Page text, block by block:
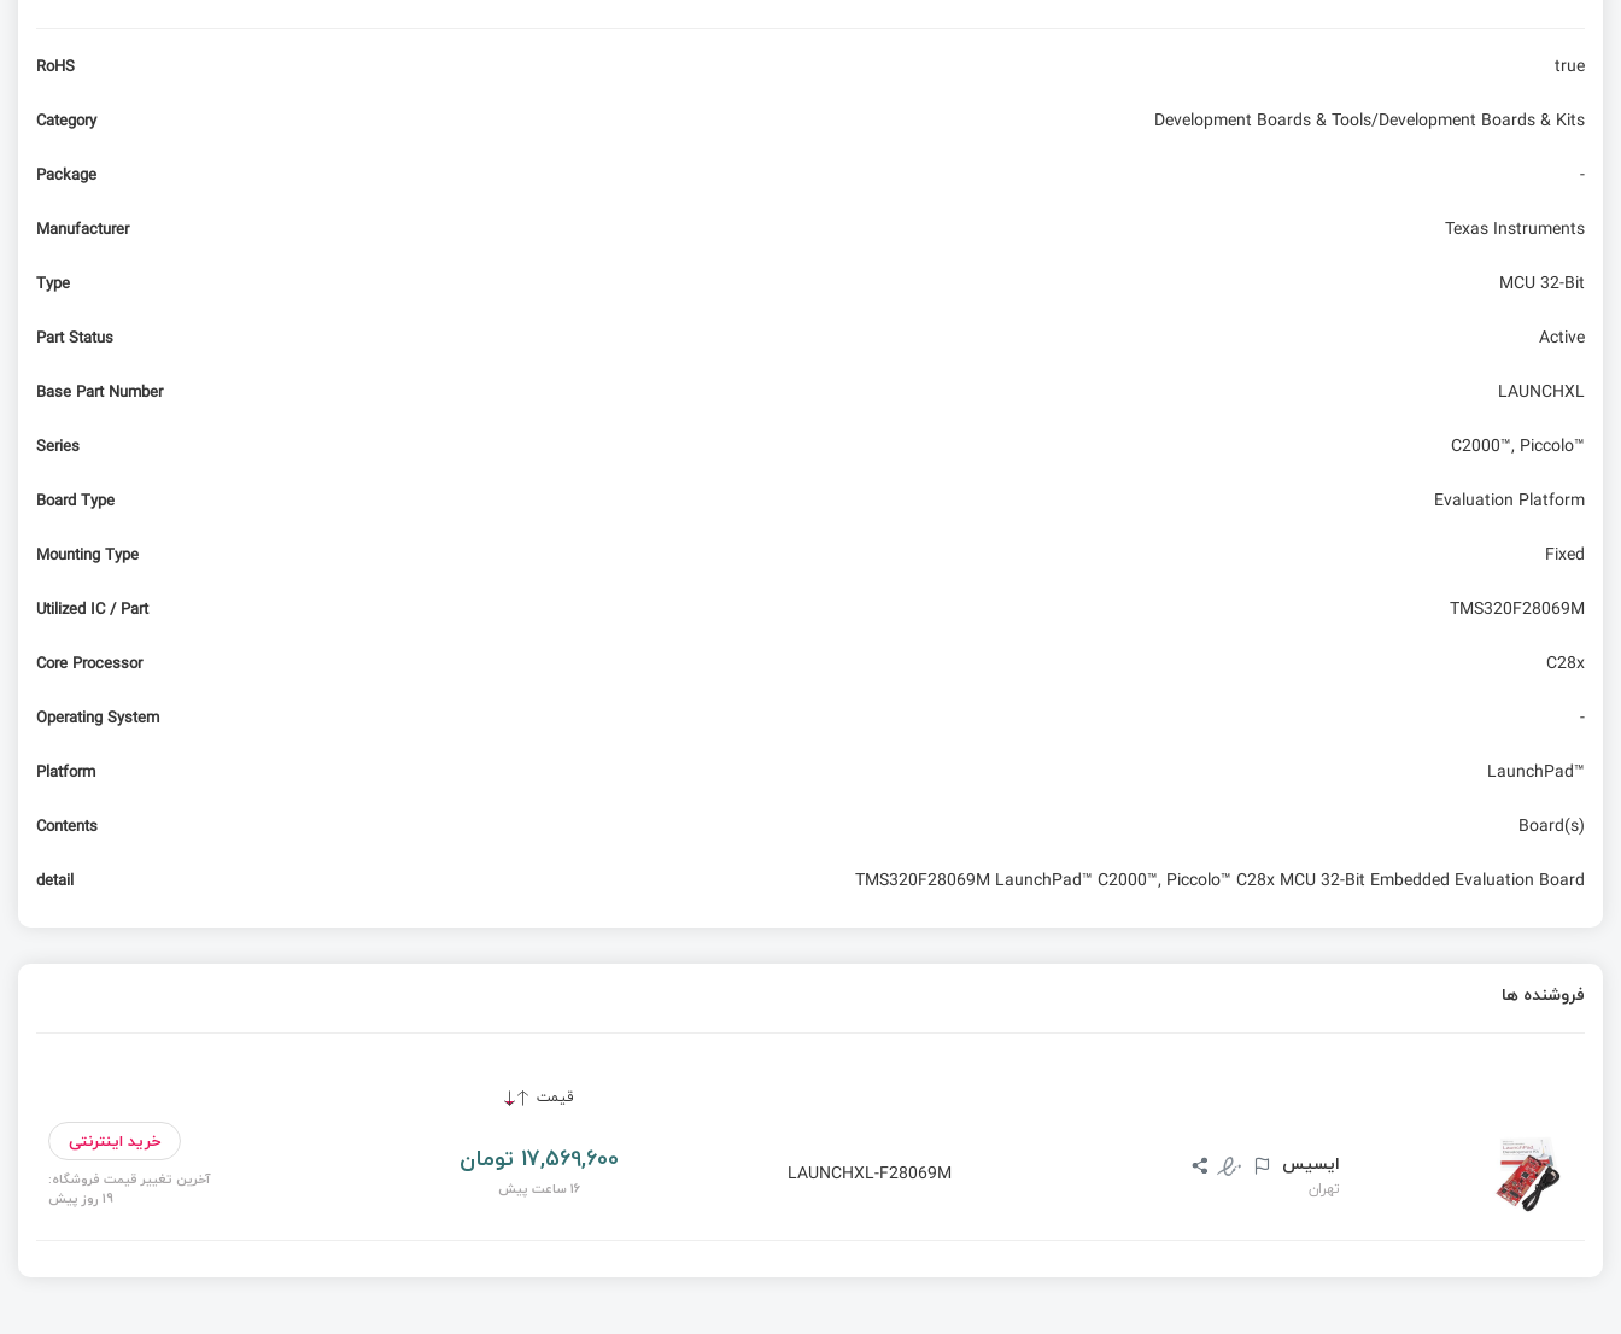
RoHS true
Category Development Boards & Tools/Development Boards & Kits
Package -
Manufacturer Texas Instruments
Type MCU 32-Bit
Part Status Active
Base Part Number LAUNCHXL
Series C2000™, Piccolo™
Board Type Evaluation Platform
Mounting Type Fixed
Utilized IC / Part TMS320F28069M
Core Processor C28x
Operating System -
Platform LaunchPad™
Contents Board(s)
detail TMS320F28069M LaunchPad™ C2000™, Piccolo™ C28x MCU 32-Bit Embedded Evaluation Board
فروشنده ها
قیمت
ایسیس
تهران
LAUNCHXL-F28069M 17,569,600 تومان
16 ساعت پیش
خرید اینترنتی
آخرین تغییر قیمت فروشگاه:
19 روز پیش